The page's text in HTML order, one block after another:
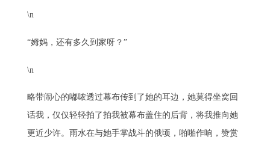
\n
“姆妈，还有多久到家呀？”
\n
略带闹心的嘟哝透过幕布传到了她的耳边，她莫得坐窝回
话我，仅仅轻轻拍了拍我被幕布盖住的后背，将我推向她
更近少许。雨水在与她手掌战斗的俄顷，啪啪作响，赞赏